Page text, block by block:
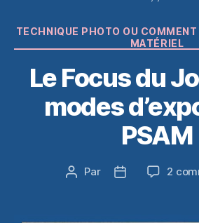
TECHNIQUE PHOTO OU
MATÉRIEL
Le Focus du
modes
PSAM
Auteur
Par
Date
2